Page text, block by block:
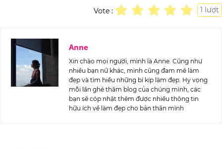
1 lượt
Vote :
Anne
Xin chào mọi người, mình là Anne. Cũng như
nhiều bạn nữ khác, mình cũng đam mê làm
đẹp và tìm hiểu những bí kíp làm đẹp. Hy vọng
mỗi lần ghé thăm blog của chúng mình, các
bạn sẽ cóp nhặt thêm được nhiều thông tin
hữu ích về làm đẹp cho bản thân mình